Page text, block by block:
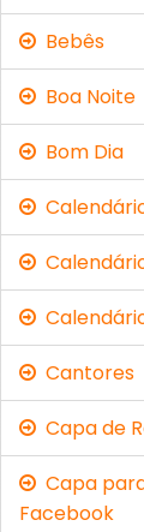
Bebês
Boa Noite
Bom Dia
Cantores
Capa de
Capa
Facebook